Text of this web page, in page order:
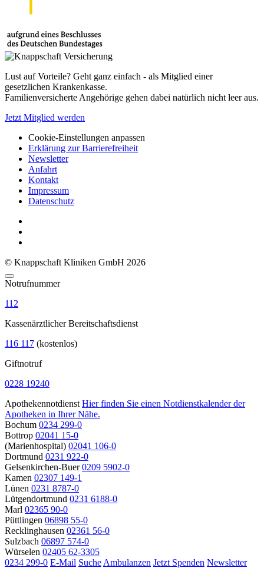
Lust auf Vorteile? Geht ganz einfach - als Mitglied einer
gesetzlichen Krankenkasse.
Familienversicherte Angehörige gehen dabei natürlich nicht leer aus.
Jetzt Mitglied werden
Cookie-Einstellungen anpassen
Erklärung zur Barrierefreiheit
Newsletter
Anfahrt
Kontakt
Impressum
Datenschutz
© Knappschaft Kliniken GmbH 2026
Notrufnummer
112
Kassenärztlicher Bereitschaftsdienst
116 117 (kostenlos)
Giftnotruf
0228 19240
Apothekennotdienst Hier finden Sie einen Notdienstkalender der
Apotheken in Ihrer Nähe.
Bochum 0234 299-0
Bottrop 02041 15-0
(Marienhospital) 02041 106-0
Dortmund 0231 922-0
Gelsenkirchen-Buer 0209 5902-0
Kamen 02307 149-1
Lünen 0231 8787-0
Lütgendortmund 0231 6188-0
Marl 02365 90-0
Püttlingen 06898 55-0
Recklinghausen 02361 56-0
Sulzbach 06897 574-0
Würselen 02405 62-3305
0234 299-0 E-Mail Suche Ambulanzen Jetzt Spenden Newsletter